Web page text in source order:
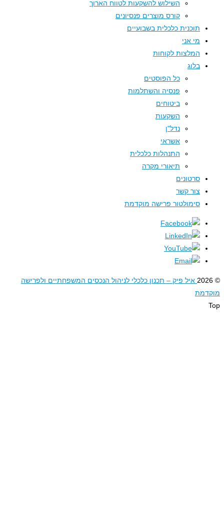
השילוש להשקעות לטווח הארוך
קורס מוצרים פנסיונים
תוכנית כלכלית בשבועיים
מי אני
המלצות לקוחות
בלוג
כל הפוסטים
פנסיה והשתלמות
ביטוחים
השקעות
נדל"ן
אשראי
התנהלות כלכלית
תיאורי מקרה
סרטונים
צור קשר
סימולטור פרישה מוקדמת
איל פיק – תכנון כלכלי לניהול הנכסים המשפחתיים ולפרישה